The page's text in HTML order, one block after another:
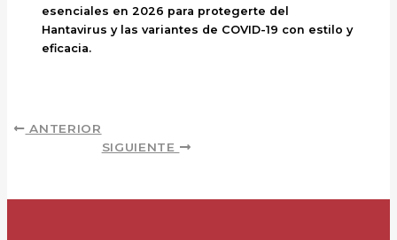
esenciales en 2026 para protegerte del
Hantavirus y las variantes de COVID-19 con estilo y
eficacia.
ANTERIOR
SIGUIENTE